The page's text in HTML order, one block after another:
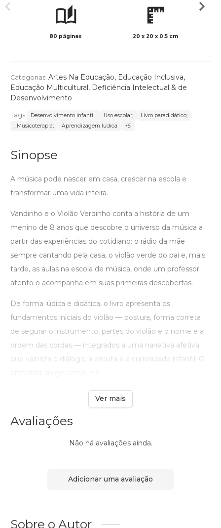
80 páginas 20 x 20 x 0.5 cm
Categorias: Artes Na Educação, Educação Inclusiva,
Educação Multicultural, Deficiência Intelectual & de
Desenvolvimento
Tags: Desenvolvimento infantil. Uso escolar;
Livro paradidático;
; Musicoterapia;
Aprendizagem lúdica +5
Sinopse
A música pode nascer em casa, crescer na escola e
transformar uma vida inteira.
Vandinho e o Violão Verdinho conta a história de um
menino de 8 anos que descobre o universo da música a
partir das experiências do cotidiano: o rádio da mãe
sempre cantando pela casa, o violão verde do pai e, mais
tarde, as aulas na escola de música, onde um professor
atento o acompanha em suas primeiras descobertas.
De forma lúdica e didática, o livro apresenta os
fundamentos iniciais do violão — postura, forma correta
de segurar o instrumento, partes do violão e o nome e a
ordem das cordas — integrados a uma narrativa afetiva
que valoriza o diálogo, a escuta e a curiosidade infantil. O
Ver mais
Avaliações
Não há avaliações ainda.
Adicionar uma avaliação
Sobre o Autor